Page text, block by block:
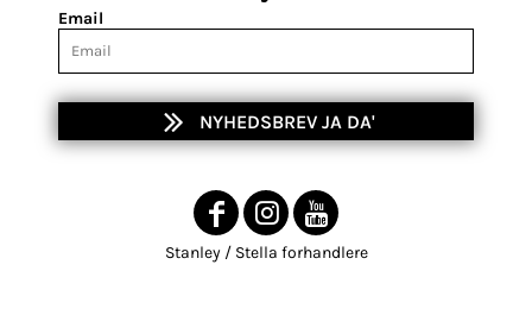
Email
NYHEDSBREV JA DA'
Stanley / Stella forhandlere